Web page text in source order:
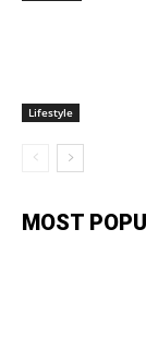
Lifestyle
MOST